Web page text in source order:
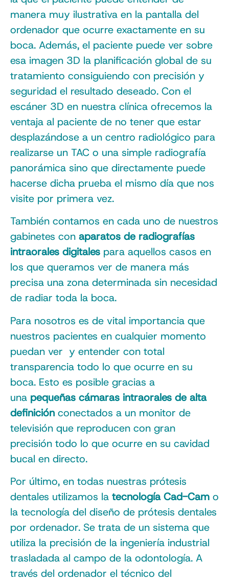
manera muy ilustrativa en la pantalla del
ordenador que ocurre exactamente en su
boca. Además, el paciente puede ver sobre
esa imagen 3D la planificación global de su
tratamiento consiguiendo con precisión y
seguridad el resultado deseado. Con el
escáner 3D en nuestra clínica ofrecemos la
ventaja al paciente de no tener que estar
desplazándose a un centro radiológico para
realizarse un TAC o una simple radiografía
panorámica sino que directamente puede
hacerse dicha prueba el mismo día que nos
visite por primera vez.
También contamos en cada uno de nuestros
gabinetes con aparatos de radiografías
intraorales digitales para aquellos casos en
los que queramos ver de manera más
precisa una zona determinada sin necesidad
de radiar toda la boca.
Para nosotros es de vital importancia que
nuestros pacientes en cualquier momento
puedan ver y entender con total
transparencia todo lo que ocurre en su
boca. Esto es posible gracias a
una pequeñas cámaras intraorales de alta
definición conectados a un monitor de
televisión que reproducen con gran
precisión todo lo que ocurre en su cavidad
bucal en directo.
Por último, en todas nuestras prótesis
dentales utilizamos la tecnología Cad-Cam o
la tecnología del diseño de prótesis dentales
por ordenador. Se trata de un sistema que
utiliza la precisión de la ingeniería industrial
trasladada al campo de la odontología. A
través del ordenador el técnico del